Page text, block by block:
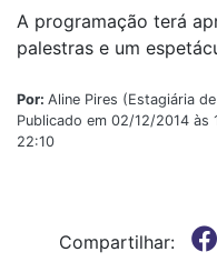
A programação terá
palestras e um
Por: Aline Pires (Estagiária
Publicado em 02/12/2014
22:10
Compartilhar: